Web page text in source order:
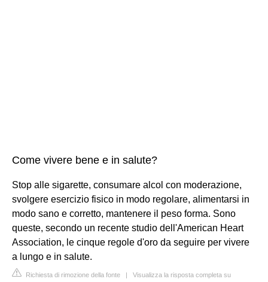
Come vivere bene e in salute?
Stop alle sigarette, consumare alcol con moderazione,
svolgere esercizio fisico in modo regolare, alimentarsi in
modo sano e corretto, mantenere il peso forma. Sono
queste, secondo un recente studio dell'American Heart
Association, le cinque regole d'oro da seguire per vivere
a lungo e in salute.
Richiesta di rimozione della fonte | Visualizza la risposta completa su